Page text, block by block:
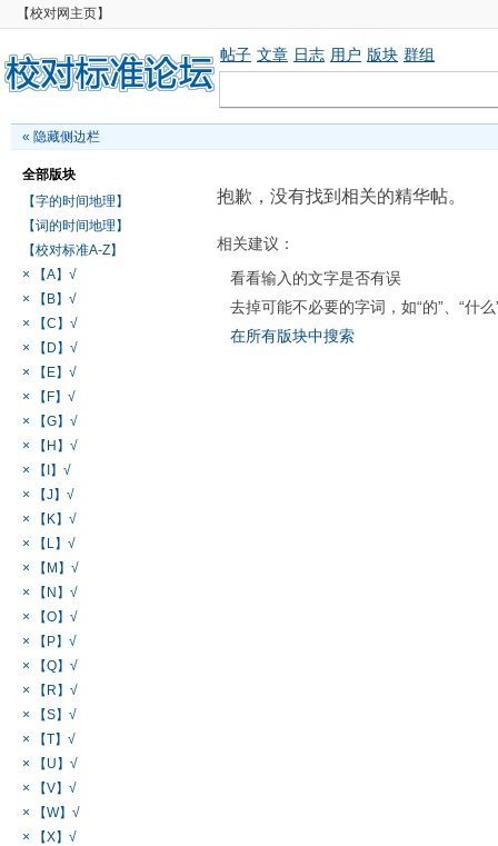
【校对网主页】
帖子 文章 日志 用户 版块 群组
« 隐藏侧边栏
全部版块
【字的时间地理】
【词的时间地理】
【校对标准A-Z】
× 【A】√
× 【B】√
× 【C】√
× 【D】√
× 【E】√
× 【F】√
× 【G】√
× 【H】√
× 【I】√
× 【J】√
× 【K】√
× 【L】√
× 【M】√
× 【N】√
× 【O】√
× 【P】√
× 【Q】√
× 【R】√
× 【S】√
× 【T】√
× 【U】√
× 【V】√
× 【W】√
× 【X】√
抱歉，没有找到相关的精华帖。
相关建议：
看看输入的文字是否有误
去掉可能不必要的字词，如“的”、“什么
在所有版块中搜索